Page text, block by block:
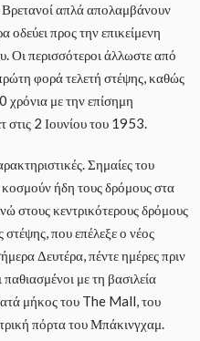
Βρετανοί απλά απολαμβάνουν
οδεύει προς την επικείμενη
Οι περισσότεροι άλλωστε από
φορά τελετή στέψης, καθώς
χρόνια με την επίσημη
στις 2 Ιουνίου του 1953.
Σημαίες του
ήδη τους δρόμους στα
στους κεντρικότερους δρόμους
που επέλεξε ο νέος
Δευτέρα, πέντε ημέρες πριν
με τη βασιλεία
μήκος του The Mall, του
πόρτα του Μπάκινγχαμ.